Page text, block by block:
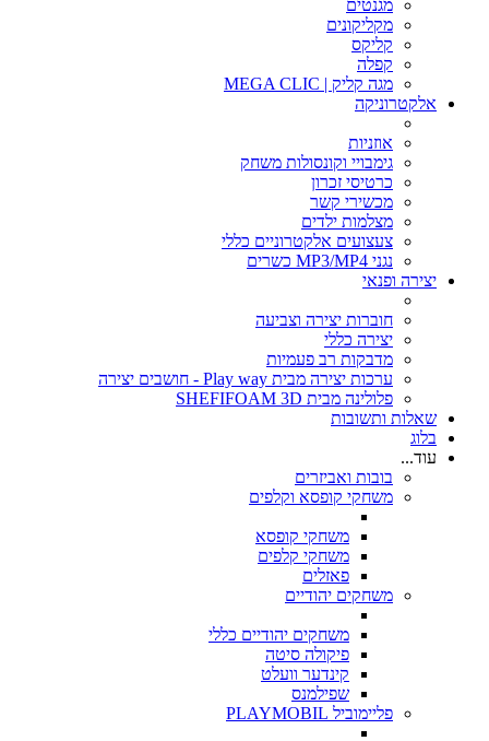
מגנטים
מקליקונים
קליקס
קפלה
מגה קליק | MEGA CLIC
אלקטרוניקה
אוזניות
גימבויי וקונסולות משחק
כרטיסי זכרון
מכשירי קשר
מצלמות ילדים
צעצועים אלקטרוניים כללי
נגני MP3/MP4 כשרים
יצירה ופנאי
חוברות יצירה וצביעה
יצירה כללי
מדבקות רב פעמיות
ערכות יצירה מבית Play way - חושבים יצירה
פלולינה מבית SHEFIFOAM 3D
שאלות ותשובות
בלוג
עוד...
בובות ואביזרים
משחקי קופסא וקלפים
משחקי קופסא
משחקי קלפים
פאזלים
משחקים יהודיים
משחקים יהודיים כללי
פיקולה סיטה
קינדער וועלט
שפילמנס
פליימוביל PLAYMOBIL